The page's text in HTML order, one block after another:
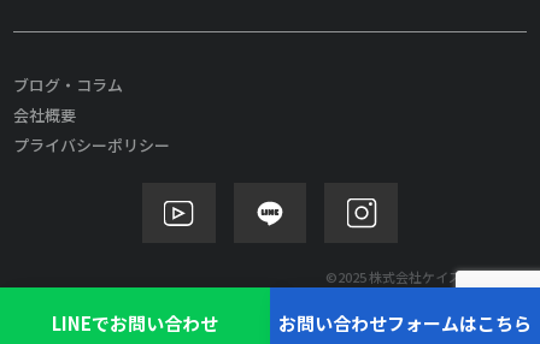
LINEでお問い合わせ お問い合わせフォームはこちら
ブログ・コラム
会社概要
プライバシーポリシー
©2025 株式会社ケイズモビリティ